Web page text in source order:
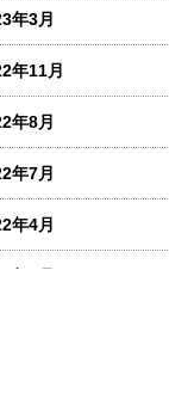
年3月
年11月
年8月
年7月
年4月